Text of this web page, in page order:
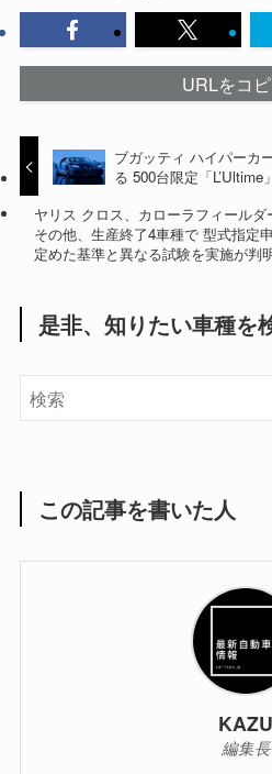
URLをコ
ブガッティ ハイパーカ
る 500台限定「
ヤリス クロス、カローラフィールダ
その他、生産終了4車種で 型式指定
定めた基準と異なる試験を実施が判
是非、知りたい車種を
この記事を書いた人
KAZU
編集長